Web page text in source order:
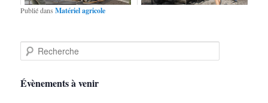
Publié dans Matériel agricole
e
h
Évènements à venir